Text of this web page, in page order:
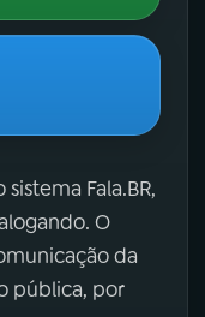
Fala.BR,
O
da
pública, por